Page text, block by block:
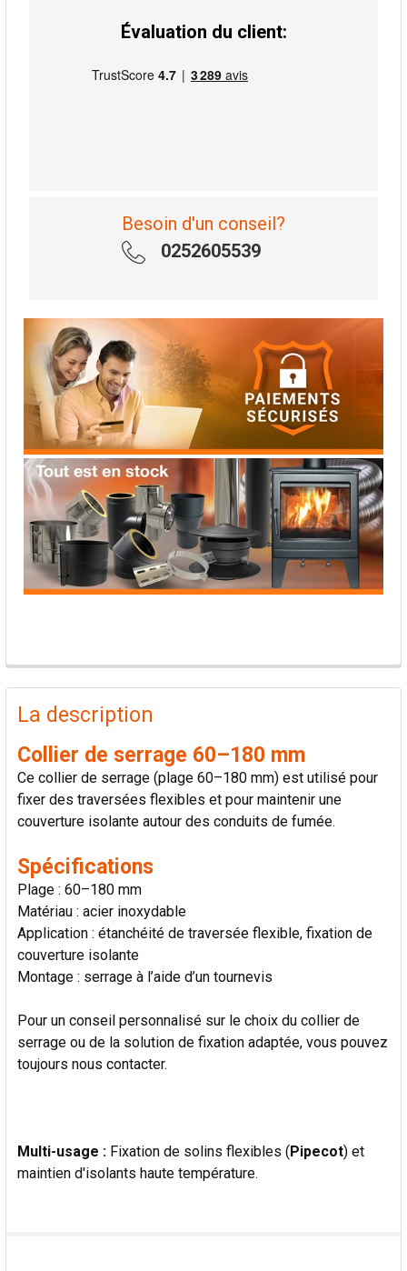
Évaluation du client:
Besoin d'un conseil?
0252605539
PRODUITS
FRÉQUEMMENT
ACHETÉS
TOUT
SÉLECTIONNER
AJOUTER
LA
SÉLECTION
AU PANIER
La description
Collier de serrage 60–180 mm
Ce collier de serrage (plage 60–180 mm) est utilisé pour
fixer des traversées flexibles et pour maintenir une
couverture isolante autour des conduits de fumée.
Spécifications
Plage : 60–180 mm
Matériau : acier inoxydable
Application : étanchéité de traversée flexible, fixation de
couverture isolante
Montage : serrage à l’aide d’un tournevis
Pour un conseil personnalisé sur le choix du collier de
serrage ou de la solution de fixation adaptée, vous pouvez
toujours nous contacter.
Multi-usage : Fixation de solins flexibles ( Pipecot) et
maintien d'isolants haute température.